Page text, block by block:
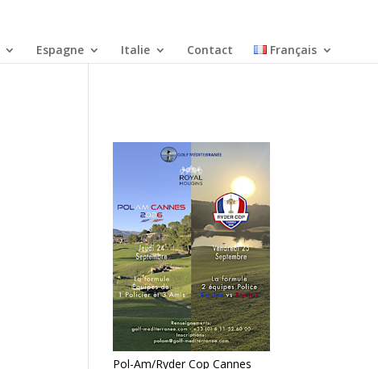
Espagne Italie Contact Français
Pol-Am/Ryder Cop Cannes